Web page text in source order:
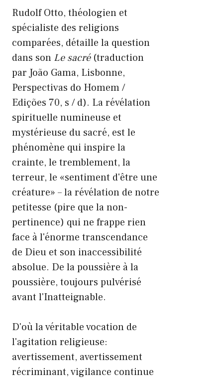
Rudolf Otto, théologien et
spécialiste des religions
comparées, détaille la question
dans son Le sacré(traduction
par João Gama, Lisbonne,
Perspectivas do Homem /
Edições 70, s / d). La révélation
spirituelle numineuse et
mystérieuse du sacré, est le
phénomène qui inspire la
crainte, le tremblement, la
terreur, le «sentiment d'être une
créature» – la révélation de notre
petitesse (pire que la non-
pertinence) qui ne frappe rien
face à l'énorme transcendance
de Dieu et son inaccessibilité
absolue. De la poussière à la
poussière, toujours pulvérisé
avant l'Inatteignable.
D'où la véritable vocation de
l'agitation religieuse:
avertissement, avertissement
récriminant, vigilance continue